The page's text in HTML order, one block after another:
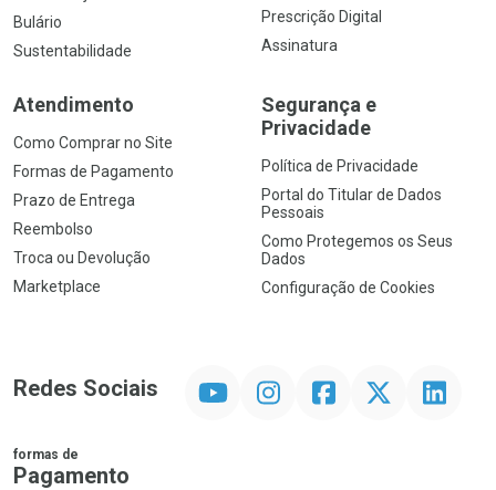
Bulário
Sustentabilidade
Prescrição Digital
Assinatura
Atendimento
Como Comprar no Site
Formas de Pagamento
Prazo de Entrega
Reembolso
Troca ou Devolução
Marketplace
Segurança e
Privacidade
Política de Privacidade
Portal do Titular de Dados
Pessoais
Como Protegemos os Seus
Dados
Configuração de Cookies
Redes Sociais InstagramFacebook Linkedin
formas de
Pagamento